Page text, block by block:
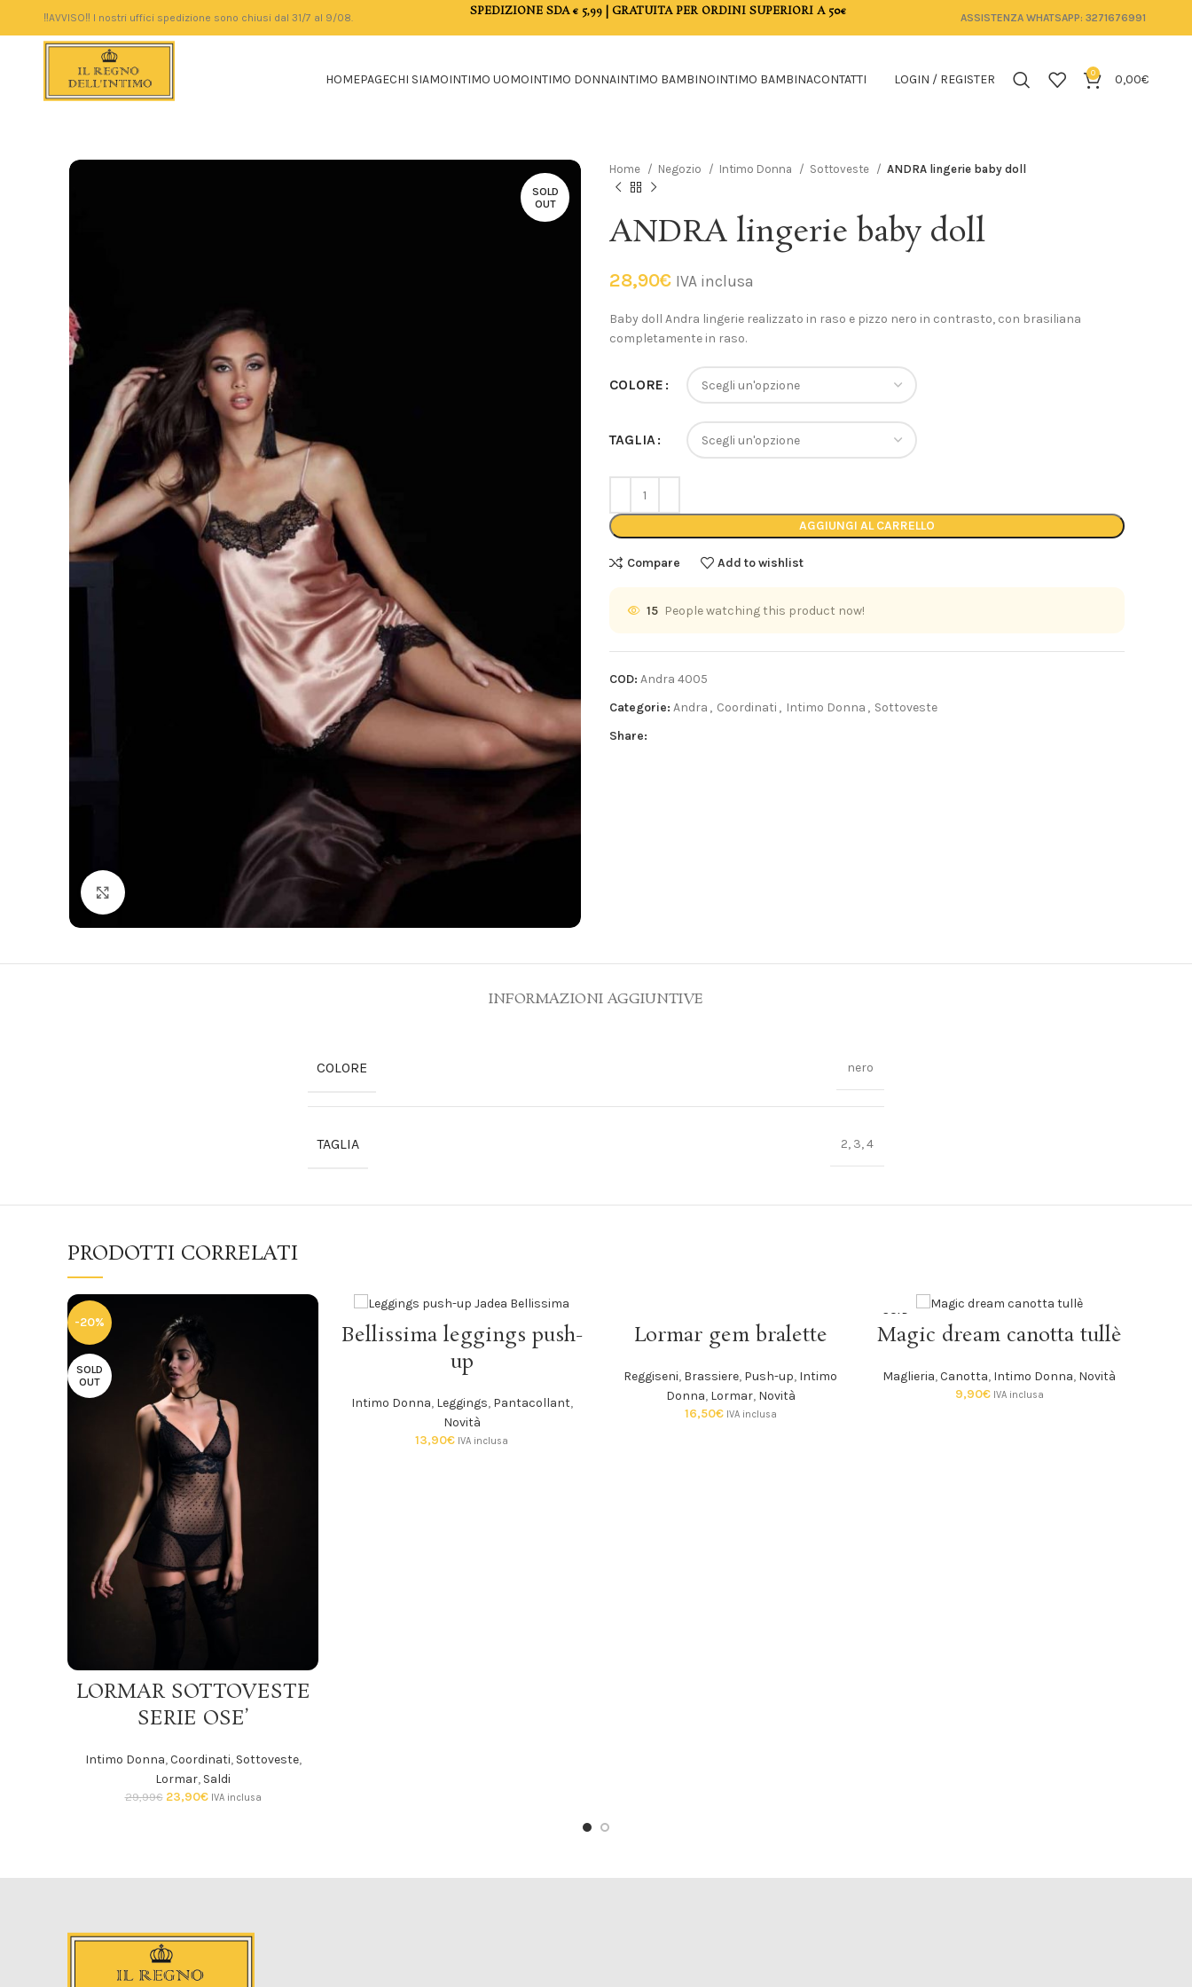
‼️AVVISO‼️ I nostri uffici spedizione sono chiusi dal 31/7 al 9/08. SPEDIZIONE SDA € 5,99 | GRATUITA PER ORDINI SUPERIORI A 50€ ASSISTENZA WHATSAPP: 3271676991
HOMEPAGECHI SIAMOINTIMO UOMOINTIMO DONNAINTIMO BAMBINOINTIMO BAMBINACONTATTI LOGIN / REGISTER 0 0,00€
SOLD
OUT
Home Negozio Intimo Donna Sottoveste ANDRA lingerie baby doll
ANDRA lingerie baby doll
28,90€ IVA inclusa
Baby doll Andra lingerie realizzato in raso e pizzo nero in contrasto, con brasiliana
completamente in raso.
COLORE
TAGLIA
AGGIUNGI AL CARRELLO
Compare Add to wishlist
15 People watching this product now!
COD: Andra 4005
Categorie: Andra , Coordinati , Intimo Donna , Sottoveste
Share:
INFORMAZIONI AGGIUNTIVE
COLORE nero
TAGLIA 2, 3, 4
PRODOTTI CORRELATI
-20%
SOLD
OUT
LORMAR SOTTOVESTE
SERIE OSE’
Intimo Donna,Coordinati, Sottoveste,
Lormar, Saldi
29,99€ 23,90€ IVA inclusa
SCEGLI
Bellissima leggings push-
up
Intimo Donna, Leggings, Pantacollant,
Novità
13,90€ IVA inclusa
Lormar gem bralette
Reggiseni, Brassiere, Push-up, Intimo
Donna, Lormar, Novità
16,50€ IVA inclusa
SOLD
OUT
Magic dream canotta tullè
Maglieria,Canotta, Intimo Donna, Novità
9,90€ IVA inclusa